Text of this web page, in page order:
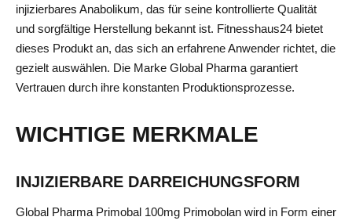
injizierbares Anabolikum, das für seine kontrollierte Qualität
und sorgfältige Herstellung bekannt ist. Fitnesshaus24 bietet
dieses Produkt an, das sich an erfahrene Anwender richtet, die
gezielt auswählen. Die Marke Global Pharma garantiert
Vertrauen durch ihre konstanten Produktionsprozesse.
WICHTIGE MERKMALE
INJIZIERBARE DARREICHUNGSFORM
Global Pharma Primobal 100mg Primobolan wird in Form einer